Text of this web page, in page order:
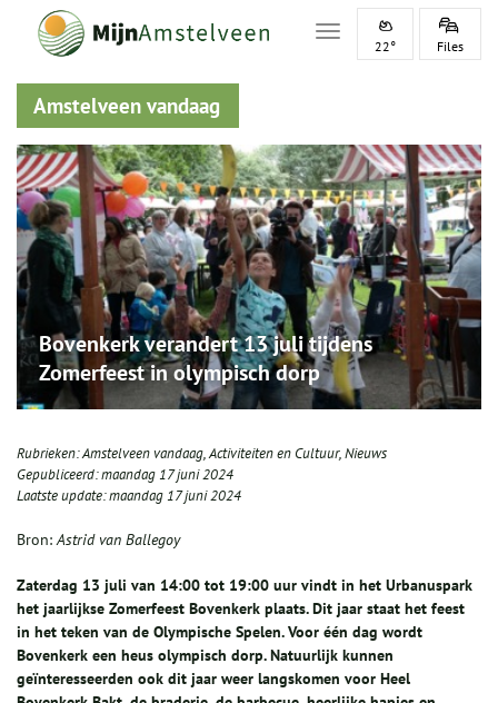
Toggle navigation
22° Files
Amstelveen vandaag
Bovenkerk verandert 13 juli tijdens
Zomerfeest in olympisch dorp
Rubrieken:Amstelveen vandaag,Activiteiten en Cultuur,Nieuws
Gepubliceerd:maandag 17 juni 2024
Laatste update:maandag 17 juni 2024
Bron:Astrid van Ballegoy
Zaterdag 13 juli van 14:00 tot 19:00 uur vindt in het Urbanuspark
het jaarlijkse Zomerfeest Bovenkerk plaats. Dit jaar staat het feest
in het teken van de Olympische Spelen. Voor één dag wordt
Bovenkerk een heus olympisch dorp. Natuurlijk kunnen
geïnteresseerden ook dit jaar weer langskomen voor Heel